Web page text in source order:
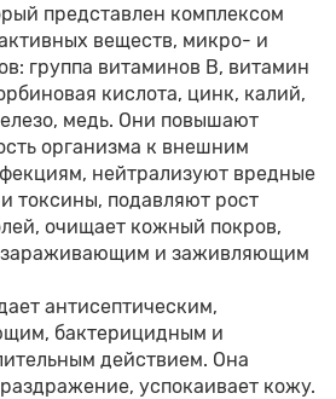
представлен комплексом
веществ, микро- и
группа витаминов В, витамин
кислота, цинк, калий,
медь. Они повышают
организма к внешним
нейтрализуют вредные
токсины, подавляют рост
очищает кожный покров,
и заживляющим
антисептическим,
бактерицидным и
действием. Она
успокаивает кожу.